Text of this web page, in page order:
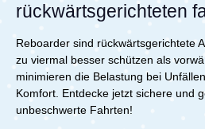
rückwärtsgerichteten
Reboarder sind rückwärtsgerichtete
zu viermal besser schützen als
minimieren die Belastung bei
Komfort. Entdecke jetzt sichere und
unbeschwerte Fahrten!